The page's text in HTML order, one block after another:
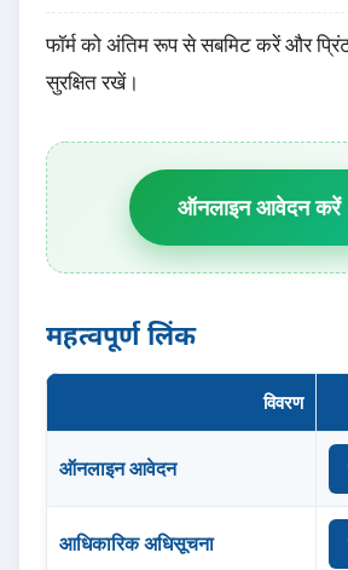
फॉर्म को अंतिम रूप से सबमिट करें और
सुरक्षित रखें।
ऑनलाइन आवेदन
महत्वपूर्ण लिंक
विवरण
ऑनलाइन आवेदन
आधिकारिक अधिसूचना